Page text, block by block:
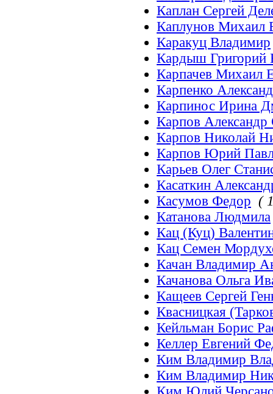
Каплан Сергей
Каплунов Михаил
Каракуц Владимир
Кардыш Григорий
Карпачев Михаил
Карпенко
Карпинос Ирина
Карпов Александр
Карпов Николай
Карпов Юрий
Карьев Олег
Касаткин
Касумов Федор (
Катанова Людмила
Кац (Куц)
Кац Семен
Качан Владимир
Качанова Ольга
Кащеев Сергей
Квасницкая
Кейльман Борис
Келлер Евгений
Ким Владимир
Ким Владимир